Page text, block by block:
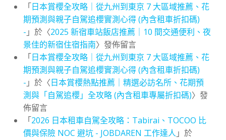
「日本賞櫻全攻略｜從九州到東京 7 大區域推薦、花
期預測與親子自駕追櫻實測心得 (內含租車折扣碼)
- 」於〈2025 新宿車站飯店推薦｜10 間交通便利、夜
景佳的新宿住宿指南〉發佈留言
「日本賞櫻全攻略｜從九州到東京 7 大區域推薦、花
期預測與親子自駕追櫻實測心得 (內含租車折扣碼)
- 」於〈日本賞櫻熱點推薦｜精選必訪名所、花期預
測與「自駕追櫻」全攻略 (內含租車專屬折扣碼)〉發
佈留言
「2026 日本租車自駕全攻略：Tabirai、TOCOO 比
價與保險 NOC 避坑 - JOBDAREN 工作達人 」於